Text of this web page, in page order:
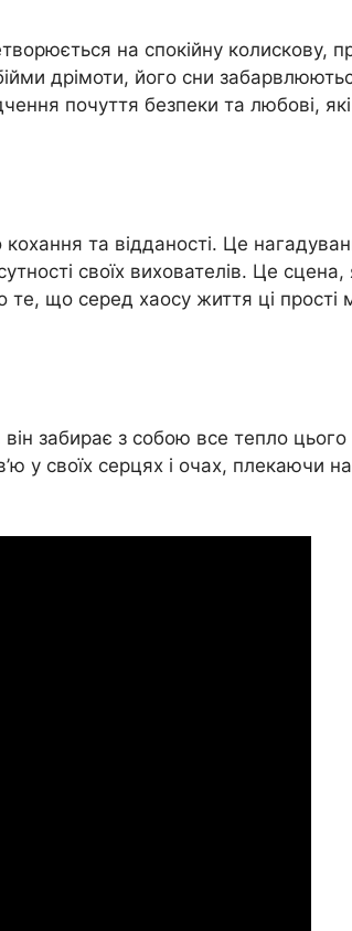
на спокійну колискову,
дрімоти, його сни
почуття безпеки та любові, які
та відданості. Це
своїх вихователів. Це сцена,
те, що серед хаосу життя ці прості
забирає з собою все тепло
у своїх серцях і очах, плекаючи